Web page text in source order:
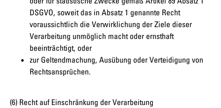
DSGVO, soweit das in Absatz 1 genannte Recht
voraussichtlich die Verwirklichung der Ziele dieser
Verarbeitung unmöglich macht oder ernsthaft
beeinträchtigt, oder
zur Geltendmachung, Ausübung oder Verteidigung von
Rechtsansprüchen.
(6) Recht auf Einschränkung der Verarbeitung